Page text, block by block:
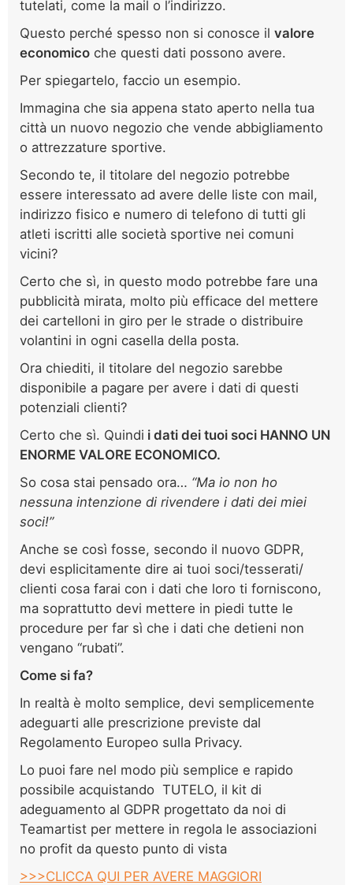
tutelati, come la mail o l’indirizzo.
Questo perché spesso non si conosce il valore
economico che questi dati possono avere.
Per spiegartelo, faccio un esempio.
Immagina che sia appena stato aperto nella tua
città un nuovo negozio che vende abbigliamento
o attrezzature sportive.
Secondo te, il titolare del negozio potrebbe
essere interessato ad avere delle liste con mail,
indirizzo fisico e numero di telefono di tutti gli
atleti iscritti alle società sportive nei comuni
vicini?
Certo che sì, in questo modo potrebbe fare una
pubblicità mirata, molto più efficace del mettere
dei cartelloni in giro per le strade o distribuire
volantini in ogni casella della posta.
Ora chiediti, il titolare del negozio sarebbe
disponibile a pagare per avere i dati di questi
potenziali clienti?
Certo che sì. Quindi i dati dei tuoi soci HANNO UN
ENORME VALORE ECONOMICO.
So cosa stai pensado ora… “Ma io non ho
nessuna intenzione di rivendere i dati dei miei
soci!”
Anche se così fosse, secondo il nuovo GDPR,
devi esplicitamente dire ai tuoi soci/tesserati/
clienti cosa farai con i dati che loro ti forniscono,
ma soprattutto devi mettere in piedi tutte le
procedure per far sì che i dati che detieni non
vengano “rubati”.
Come si fa?
In realtà è molto semplice, devi semplicemente
adeguarti alle prescrizione previste dal
Regolamento Europeo sulla Privacy.
Lo puoi fare nel modo più semplice e rapido
possibile acquistando TUTELO, il kit di
adeguamento al GDPR progettato da noi di
Teamartist per mettere in regola le associazioni
no profit da questo punto di vista
>>>CLICCA QUI PER AVERE MAGGIORI